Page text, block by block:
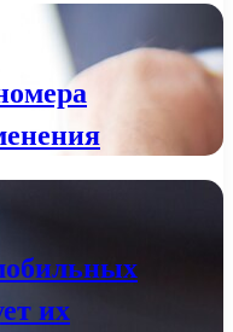
их